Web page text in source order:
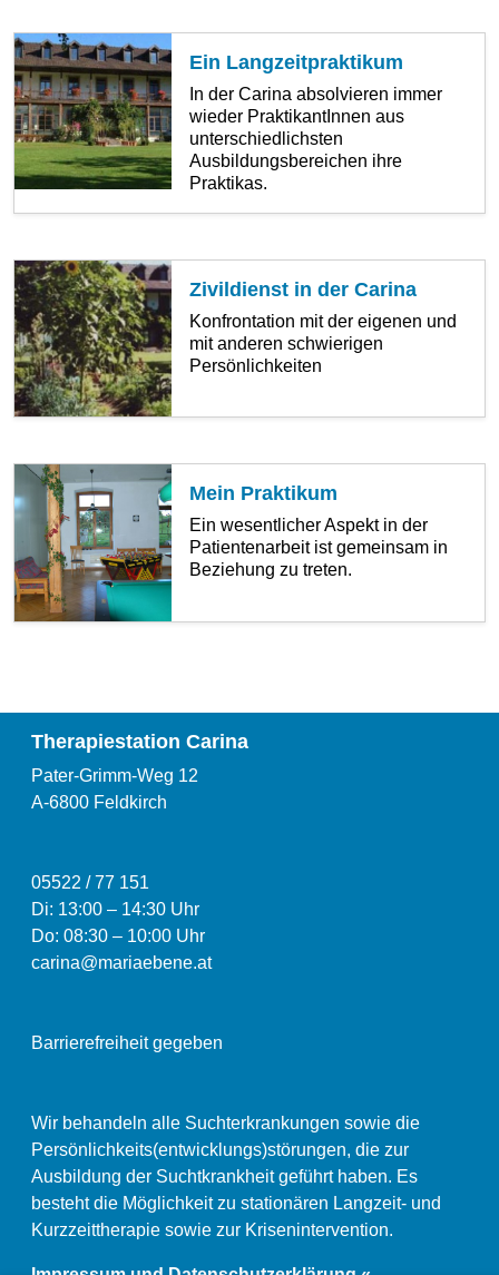
Ein Langzeitpraktikum
In der Carina absolvieren immer
wieder PraktikantInnen aus
unterschiedlichsten
Ausbildungsbereichen ihre
Praktikas.
Zivildienst in der Carina
Konfrontation mit der eigenen und
mit anderen schwierigen
Persönlichkeiten
Mein Praktikum
Ein wesentlicher Aspekt in der
Patientenarbeit ist gemeinsam in
Beziehung zu treten.
Therapiestation Carina
Pater-Grimm-Weg 12
A-6800 Feldkirch
05522 / 77 151
Di: 13:00 – 14:30 Uhr
Do: 08:30 – 10:00 Uhr
carina@mariaebene.at
Barrierefreiheit gegeben
Wir behandeln alle Suchterkrankungen sowie die
Persönlichkeits(entwicklungs)störungen, die zur
Ausbildung der Suchtkrankheit geführt haben. Es
besteht die Möglichkeit zu stationären Langzeit- und
Kurzzeittherapie sowie zur Krisenintervention.